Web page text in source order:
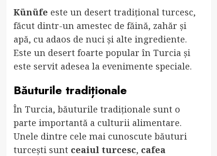
Künüfe este un desert tradițional turcesc,
făcut dintr-un amestec de făină, zahăr și
apă, cu adaos de nuci și alte ingrediente.
Este un desert foarte popular în Turcia și
este servit adesea la evenimente speciale.
Băuturile tradiționale
În Turcia, băuturile tradiționale sunt o
parte importantă a culturii alimentare.
Unele dintre cele mai cunoscute băuturi
turcești sunt ceaiul turcesc, cafea